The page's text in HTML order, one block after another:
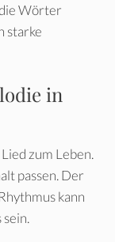
Wörter
starke
in
zum Leben.
passen. Der
kann